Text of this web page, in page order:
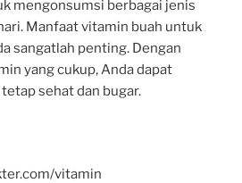
mengonsumsi berbagai jenis
Manfaat vitamin buah untuk
sangatlah penting. Dengan
yang cukup, Anda dapat
sehat dan bugar.
vitamin